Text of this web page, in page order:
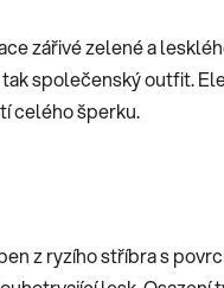
zářivé zelené a
společenský outfit.
celého šperku.
z ryzího stříbra s